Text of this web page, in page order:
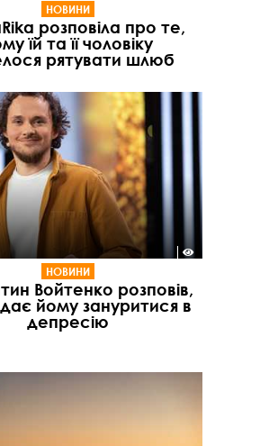
НОВИНИ
розповіла про те,
їй та її чоловіку
рятувати шлюб
НОВИНИ
Войтенко розповів,
йому зануритися в
депресію